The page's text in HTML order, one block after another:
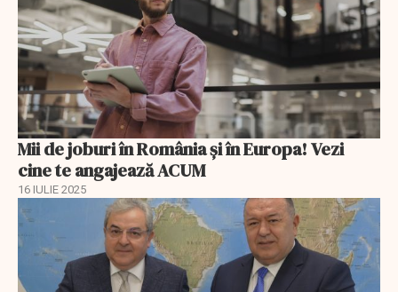
Mii de joburi în România și în Europa! Vezi
cine te angajează ACUM
16 IULIE 2025